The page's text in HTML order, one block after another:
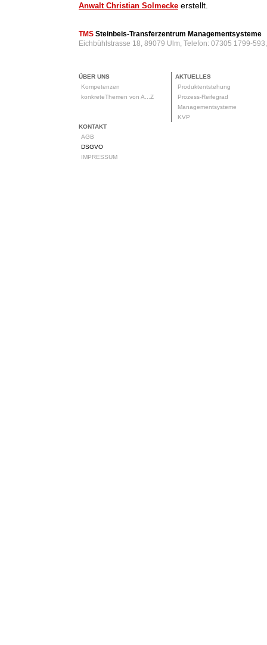
Anwalt Christian Solmecke erstellt.
TMS Steinbeis-Transferzentrum Managementsysteme
Eichbühlstrasse 18, 89079 Ulm, Telefon: 07305 1799-
ÜBER UNS
Kompetenzen
konkreteThemen von A...Z
AKTUELLES
Produktentstehung
Prozess-Reifegrad
Managementsysteme
KVP
KONTAKT
AGB
DSGVO
IMPRESSUM